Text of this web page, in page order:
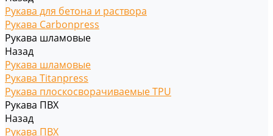
Рукава для бетона и раствора
Рукава Carbonpress
Рукава шламовые
Назад
Рукава шламовые
Рукава Titanpress
Рукава плоскосворачиваемые TPU
Рукава ПВХ
Назад
Рукава ПВХ